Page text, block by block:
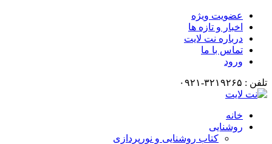
عضویت ویژه
اخبار و تازه ها
درباره نت لایت
تماس با ما
ورود
تلفن : ۳۲۱۹۲۶۵-۰۹۲۱
خانه
روشنایی
کتاب روشنایی و نورپردازی